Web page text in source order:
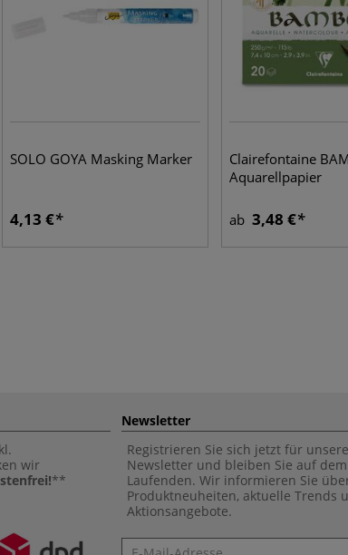
SOLO GOYA Masking Marker
4,13 €
Clairefontaine
Aquarellpapier
ab 3,48 €
wir
**
Newsletter
Registrieren Sie sich jetzt für
Newsletter und bleiben Sie auf dem
Laufenden. Wir informieren Sie
Produktneuheiten, aktuelle Trends
Aktionsangebote.
Newsletter